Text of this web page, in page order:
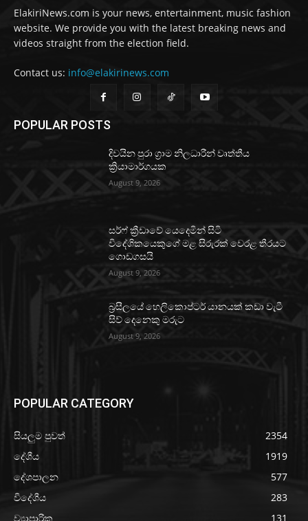
ElakiriNews.com is your news, entertainment, music fashion
website. We provide you with the latest breaking news and
videos straight from the election field.
Contact us: info@elakirinews.com
POPULAR POSTS
දිවයින පුරා ග්‍රාම නිලධාරීන් වෘත්තීය
ක්‍රියාමාර්ගයක
August 9, 2026
සර්ෆ් ක්‍රීඩාවේ යෙදෙමින් සිටි
විදේශිකයෙකුගේ මළ සිරුරක් වෙරළ තීරයට
ගොඩගසයි
August 9, 2026
බ්‍රසීලයේ හෙලිකොප්ටර් යානයක් කඩා වැටී
සිව් දෙනෙකු මරුට
August 9, 2026
POPULAR CATEGORY
සියලුම පුවත්
2354
දේශීය
1919
දේශපාලන
577
විදේශීය
283
ව්‍යාපාරික
131